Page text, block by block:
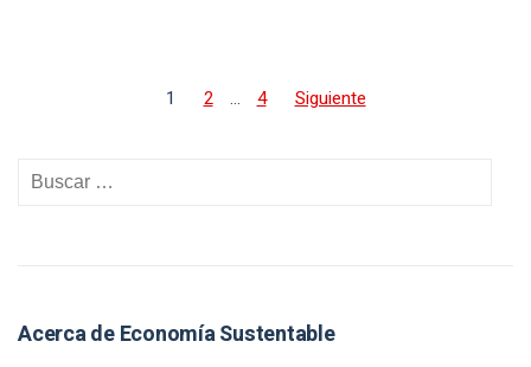
1 2 … 4 Siguiente
Acerca de Economía Sustentable